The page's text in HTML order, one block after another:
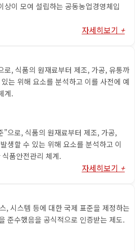
상이 모여 설립하는 공동농업경영체입
자세히보기 +
로, 식품의 원재료부터 제조, 가공, 유통까
는 위해 요소를 분석하고 이를 사전에 예
계.
”으로, 식품의 원재료부터 제조, 가공,
생할 수 있는 위해 요소를 분석하고 이
품안전관리 체계.
자세히보기 +
, 시스템 등에 대한 국제 표준을 제정하는
준수했음을 공식적으로 인증받는 제도.